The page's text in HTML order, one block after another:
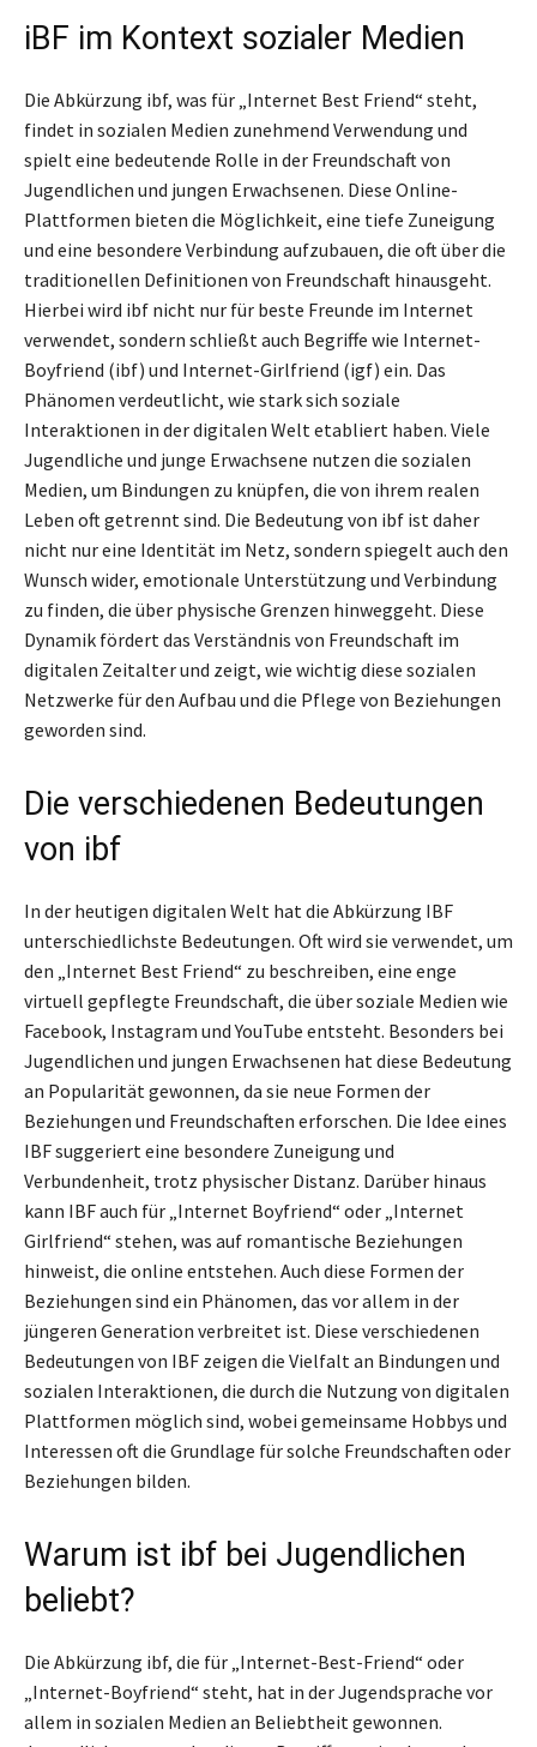
iBF im Kontext sozialer Medien
Die Abkürzung ibf, was für „Internet Best Friend“ steht,
findet in sozialen Medien zunehmend Verwendung und
spielt eine bedeutende Rolle in der Freundschaft von
Jugendlichen und jungen Erwachsenen. Diese Online-
Plattformen bieten die Möglichkeit, eine tiefe Zuneigung
und eine besondere Verbindung aufzubauen, die oft über die
traditionellen Definitionen von Freundschaft hinausgeht.
Hierbei wird ibf nicht nur für beste Freunde im Internet
verwendet, sondern schließt auch Begriffe wie Internet-
Boyfriend (ibf) und Internet-Girlfriend (igf) ein. Das
Phänomen verdeutlicht, wie stark sich soziale
Interaktionen in der digitalen Welt etabliert haben. Viele
Jugendliche und junge Erwachsene nutzen die sozialen
Medien, um Bindungen zu knüpfen, die von ihrem realen
Leben oft getrennt sind. Die Bedeutung von ibf ist daher
nicht nur eine Identität im Netz, sondern spiegelt auch den
Wunsch wider, emotionale Unterstützung und Verbindung
zu finden, die über physische Grenzen hinweggeht. Diese
Dynamik fördert das Verständnis von Freundschaft im
digitalen Zeitalter und zeigt, wie wichtig diese sozialen
Netzwerke für den Aufbau und die Pflege von Beziehungen
geworden sind.
Die verschiedenen Bedeutungen
von ibf
In der heutigen digitalen Welt hat die Abkürzung IBF
unterschiedlichste Bedeutungen. Oft wird sie verwendet, um
den „Internet Best Friend“ zu beschreiben, eine enge
virtuell gepflegte Freundschaft, die über soziale Medien wie
Facebook, Instagram und YouTube entsteht. Besonders bei
Jugendlichen und jungen Erwachsenen hat diese Bedeutung
an Popularität gewonnen, da sie neue Formen der
Beziehungen und Freundschaften erforschen. Die Idee eines
IBF suggeriert eine besondere Zuneigung und
Verbundenheit, trotz physischer Distanz. Darüber hinaus
kann IBF auch für „Internet Boyfriend“ oder „Internet
Girlfriend“ stehen, was auf romantische Beziehungen
hinweist, die online entstehen. Auch diese Formen der
Beziehungen sind ein Phänomen, das vor allem in der
jüngeren Generation verbreitet ist. Diese verschiedenen
Bedeutungen von IBF zeigen die Vielfalt an Bindungen und
sozialen Interaktionen, die durch die Nutzung von digitalen
Plattformen möglich sind, wobei gemeinsame Hobbys und
Interessen oft die Grundlage für solche Freundschaften oder
Beziehungen bilden.
Warum ist ibf bei Jugendlichen
beliebt?
Die Abkürzung ibf, die für „Internet-Best-Friend“ oder
„Internet-Boyfriend“ steht, hat in der Jugendsprache vor
allem in sozialen Medien an Beliebtheit gewonnen.